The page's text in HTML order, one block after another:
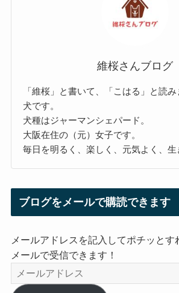
維桜さんブログ
「維桜」と書いて、「こはる」と読み
犬です。
犬種はジャーマンシェパード。
大阪在住の（元）女子です。
毎日を明るく、楽しく、元気よく、生
ブログをメールで購読できます
メールアドレスを記入してポチッとす
メールで受信できます！
メ
ー